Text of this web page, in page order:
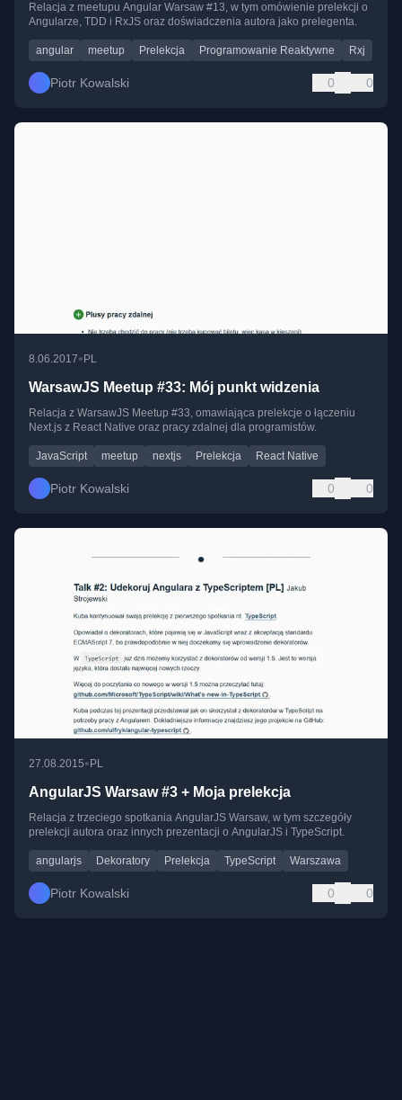
Relacja z meetupu Angular Warsaw #13, w tym omówienie prelekcji o
Angularze, TDD i RxJS oraz doświadczenia autora jako prelegenta.
angular meetup Prelekcja Programowanie Reaktywne Rxj
Piotr Kowalski 0 0
8.06.2017•PL
WarsawJS Meetup #33: Mój punkt widzenia
Relacja z WarsawJS Meetup #33, omawiająca prelekcje o łączeniu
Next.js z React Native oraz pracy zdalnej dla programistów.
JavaScript meetup nextjs Prelekcja React Native
Piotr Kowalski 0 0
27.08.2015• PL
AngularJS Warsaw #3 + Moja prelekcja
Relacja z trzeciego spotkania AngularJS Warsaw, w tym szczegóły
prelekcji autora oraz innych prezentacji o AngularJS i TypeScript.
angularjs Dekoratory Prelekcja TypeScript Warszawa
Piotr Kowalski 0 0